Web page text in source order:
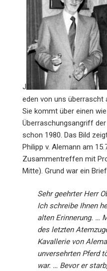
J
eden von uns überrascht
Sie kommt über einen
Überraschungsangriff
schon 1980. Das Bild
Philipp v. Alemann am
Zusammentreffen mit
Mitte). Grund war ein
Sehr geehrter Herr
Ich schreibe Ihnen
alten Erinnerung. …
des letzten
Kavallerie von
unversehrten Pferd
war. … Bevor er